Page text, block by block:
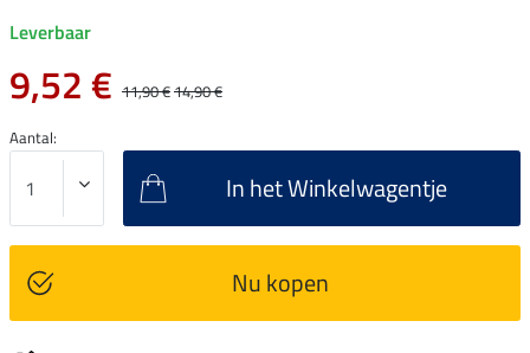
Leverbaar
9,52 € 11,90 €14,90 €
Aantal:
In het Winkelwagentje
Nu kopen